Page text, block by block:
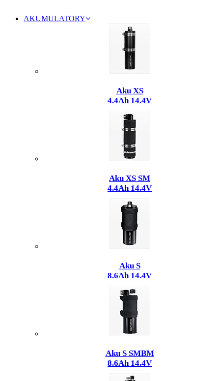
AKUMULATORY
Aku XS
4.4Ah 14.4V
Aku XS SM
4.4Ah 14.4V
Aku S
8.6Ah 14.4V
Aku S SMBM
8.6Ah 14.4V